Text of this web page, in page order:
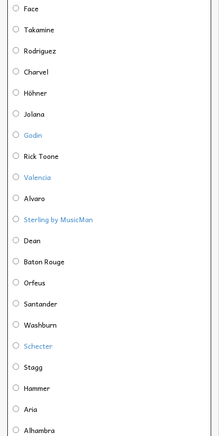
Face
Takamine
Rodriguez
Charvel
Höhner
Jolana
Godin
Rick Toone
Valencia
Alvaro
Sterling by MusicMan
Dean
Baton Rouge
Orfeus
Santander
Washburn
Schecter
Stagg
Hammer
Aria
Alhambra